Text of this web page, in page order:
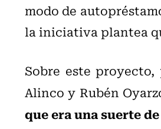
modo de
la iniciativa plantea
Sobre este proyecto,
Alinco y Rubén
que era una suerte